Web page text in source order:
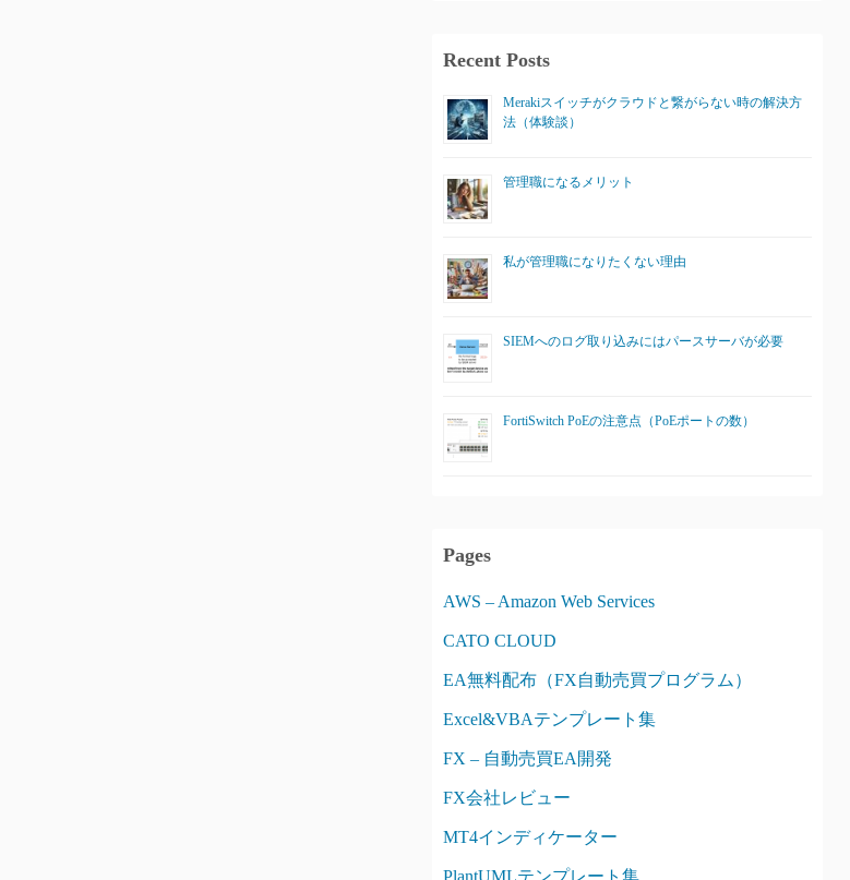
Recent Posts
Merakiスイッチがクラウドと繋がらない時の解決方
法（体験談）
管理職になるメリット
私が管理職になりたくない理由
SIEMへのログ取り込みにはパースサーバが必要
FortiSwitch PoEの注意点（PoEポートの数）
Pages
AWS – Amazon Web Services
CATO CLOUD
EA無料配布（FX自動売買プログラム）
Excel&VBAテンプレート集
FX – 自動売買EA開発
FX会社レビュー
MT4インディケーター